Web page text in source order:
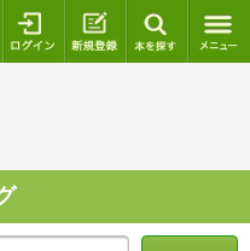
ログイン 新規登録